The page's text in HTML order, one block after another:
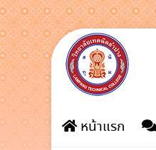
Skip
to
content
หน้าแรก